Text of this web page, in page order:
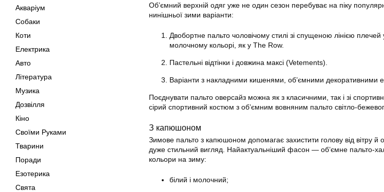
Акваріум
Собаки
Коти
Електрика
Авто
Література
Музика
Дозвілля
Кіно
Своїми Руками
Тварини
Поради
Езотерика
Свята
Об’ємний верхній одяг уже не один сезон перебуває на піку
нинішньої зими варіанти:
Двобортне пальто чоловічому стилі зі спущеною лінією
молочному кольорі, як у The Row.
Пастельні відтінки і довжина максі (Vetements).
Варіанти з накладними кишенями, об’ємними декоративними
Поєднувати пальто оверсайз можна як з класичними, так і зі
сірий спортивний костюм з об’ємним вовняним пальто світло-
З капюшоном
Зимове пальто з капюшоном допомагає захистити голову від вітру
дуже стильний вигляд. Найактуальніший фасон — об’ємне пальто-
кольори на зиму:
білий і молочний;